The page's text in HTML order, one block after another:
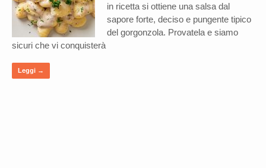
in ricetta si ottiene una salsa dal
sapore forte, deciso e pungente tipico
del gorgonzola. Provatela e siamo
sicuri che vi conquisterà
Leggi →